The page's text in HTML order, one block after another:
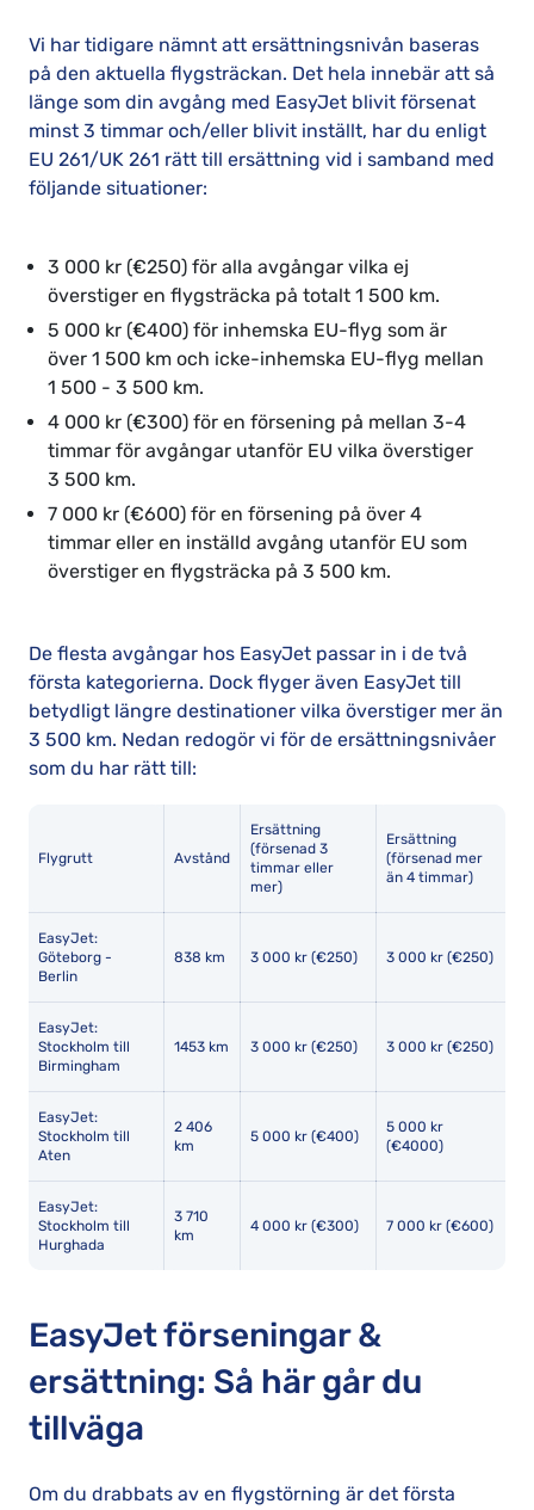
Vi har tidigare nämnt att ersättningsnivån baseras
på den aktuella flygsträckan. Det hela innebär att så
länge som din avgång med EasyJet blivit försenat
minst 3 timmar och/eller blivit inställt, har du enligt
EU 261/UK 261 rätt till ersättning vid i samband med
följande situationer:
3 000 kr (€250) för alla avgångar vilka ej
överstiger en flygsträcka på totalt 1 500 km.
5 000 kr (€400) för inhemska EU-flyg som är
över 1 500 km och icke-inhemska EU-flyg mellan
1 500 - 3 500 km.
4 000 kr (€300) för en försening på mellan 3-4
timmar för avgångar utanför EU vilka överstiger
3 500 km.
7 000 kr (€600) för en försening på över 4
timmar eller en inställd avgång utanför EU som
överstiger en flygsträcka på 3 500 km.
De flesta avgångar hos EasyJet passar in i de två
första kategorierna. Dock flyger även EasyJet till
betydligt längre destinationer vilka överstiger mer än
3 500 km. Nedan redogör vi för de ersättningsnivåer
som du har rätt till:
Flygrutt Avstånd
Ersättning
(försenad 3
timmar eller
mer)
Ersättning
(försenad mer
än 4 timmar)
EasyJet:
Göteborg -
Berlin
838 km 3 000 kr (€250) 3 000 kr (€250)
EasyJet:
Stockholm till
Birmingham
1453 km 3 000 kr (€250) 3 000 kr (€250)
EasyJet:
Stockholm till
Aten
2 406
km
5 000 kr (€400)
5 000 kr
(€4000)
EasyJet:
Stockholm till
Hurghada
3 710
km
4 000 kr (€300) 7 000 kr (€600)
EasyJet förseningar &
ersättning: Så här går du
tillväga
Om du drabbats av en flygstörning är det första